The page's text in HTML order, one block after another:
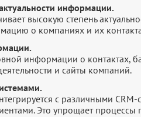
информации.
высокую степень
о компаниях и их
информации о контактах,
и сайты компаний.
с различными
Это упрощает